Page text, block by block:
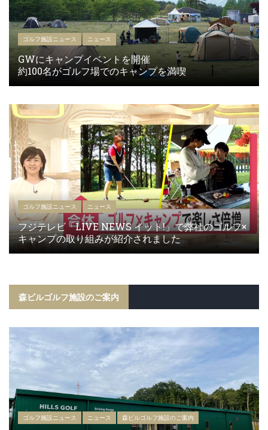
ゴルフ施設ニュース ニュース
GWにキャンプイベントを開催
約100名がゴルフ場でのキャンプを満喫
ゴルフ施設ニュース ニュース
フジテレビ「LIVE NEWS イット!」で弊社のゴルフ×
キャンプの取り組みが紹介されました
森ビルゴルフ施設のご案内
ゴルフ施設ニュース ニュース 森ビルゴルフ施設のご案内